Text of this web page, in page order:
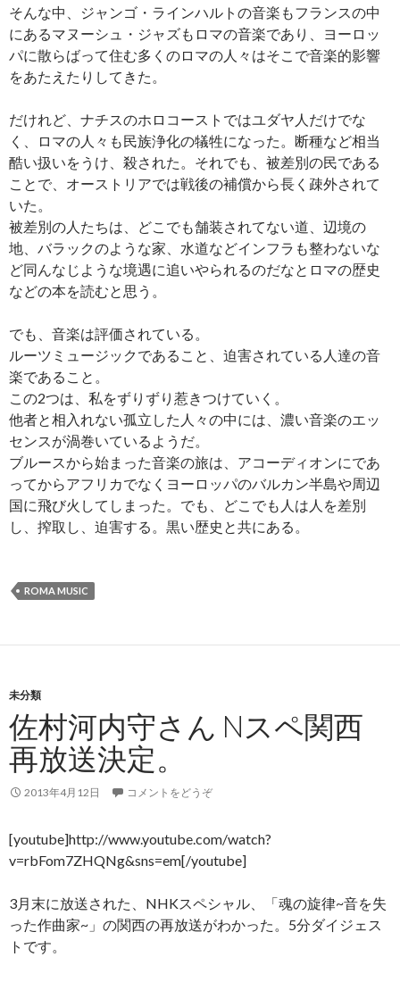
そんな中、ジャンゴ・ラインハルトの音楽もフランスの中
にあるマヌーシュ・ジャズもロマの音楽であり、ヨーロッ
パに散らばって住む多くのロマの人々はそこで音楽的影響
をあたえたりしてきた。
だけれど、ナチスのホロコーストではユダヤ人だけでな
く、ロマの人々も民族浄化の犠牲になった。断種など相当
酷い扱いをうけ、殺された。それでも、被差別の民である
ことで、オーストリアでは戦後の補償から長く疎外されて
いた。
被差別の人たちは、どこでも舗装されてない道、辺境の
地、バラックのような家、水道などインフラも整わないな
ど同んなじような境遇に追いやられるのだなとロマの歴史
などの本を読むと思う。
でも、音楽は評価されている。
ルーツミュージックであること、迫害されている人達の音
楽であること。
この2つは、私をずりずり惹きつけていく。
他者と相入れない孤立した人々の中には、濃い音楽のエッ
センスが渦巻いているようだ。
ブルースから始まった音楽の旅は、アコーディオンにであ
ってからアフリカでなくヨーロッパのバルカン半島や周辺
国に飛び火してしまった。でも、どこでも人は人を差別
し、搾取し、迫害する。黒い歴史と共にある。
ROMA MUSIC
未分類
佐村河内守さん Nスペ関西
再放送決定。
2013年4月12日 コメントをどうぞ
[youtube]http://www.youtube.com/watch?
v=rbFom7ZHQNg&sns=em[/youtube]
3月末に放送された、NHKスペシャル、「魂の旋律~音を失
った作曲家~」の関西の再放送がわかった。5分ダイジェス
トです。